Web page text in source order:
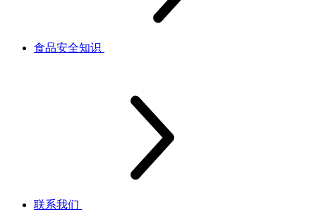
食品安全知识
联系我们